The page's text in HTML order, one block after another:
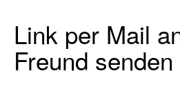
Link per Mail
Freund senden